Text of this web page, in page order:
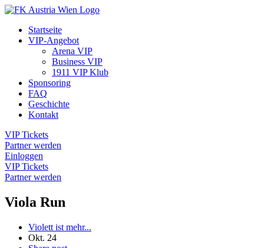
Startseite
VIP-Angebot
Arena VIP
Business VIP
1911 VIP Klub
Sponsoring
FAQ
Geschichte
Kontakt
VIP Tickets
Partner werden
Einloggen
VIP Tickets
Partner werden
Viola Run
Violett ist mehr...
Okt. 24